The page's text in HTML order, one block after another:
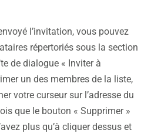
l’invitation, vous pouvez
répertoriés sous la section
de dialogue « Inviter à
un des membres de la liste,
votre curseur sur l’adresse du
que le bouton « Supprimer »
plus qu’à cliquer dessus et